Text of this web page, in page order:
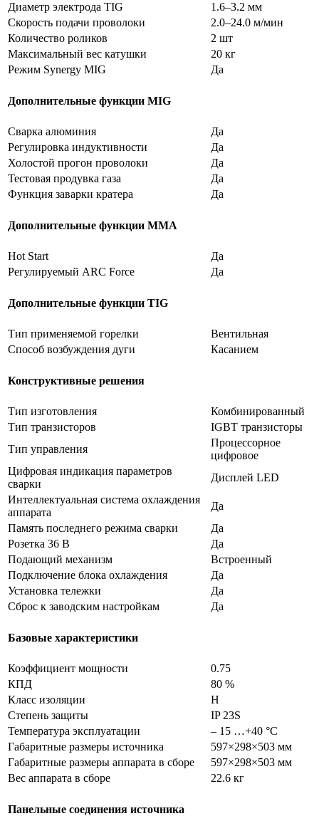
Диаметр электрода TIG
1.6–3.2 мм
Скорость подачи проволоки
2.0–24.0 м/мин
Количество роликов
2 шт
Максимальный вес катушки
20 кг
Режим Synergy MIG
Да
Дополнительные функции MIG
Сварка алюминия
Да
Регулировка индуктивности
Да
Холостой прогон проволоки
Да
Тестовая продувка газа
Да
Функция заварки кратера
Да
Дополнительные функции MMA
Hot Start
Да
Регулируемый ARC Force
Да
Дополнительные функции TIG
Тип применяемой горелки
Вентильная
Способ возбуждения дуги
Касанием
Конструктивные решения
Тип изготовления
Комбинированный
Тип транзисторов
IGBT транзисторы
Тип управления
Процессорное
цифровое
Цифровая индикация параметров
сварки
Дисплей LED
Интеллектуальная система охлаждения
аппарата
Да
Память последнего режима сварки
Да
Розетка 36 В
Да
Подающий механизм
Встроенный
Подключение блока охлаждения
Да
Установка тележки
Да
Сброс к заводским настройкам
Да
Базовые характеристики
Коэффициент мощности
0.75
КПД
80 %
Класс изоляции
H
Степень защиты
IP 23S
Температура эксплуатации
– 15 …+40 °C
Габаритные размеры источника
597×298×503 мм
Габаритные размеры аппарата в сборе
597×298×503 мм
Вес аппарата в сборе
22.6 кг
Панельные соединения источника